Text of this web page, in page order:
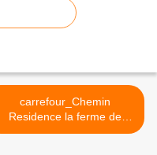
carrefour_Chemin
Residence la ferme de
l'Essart_Rue de Crépy en